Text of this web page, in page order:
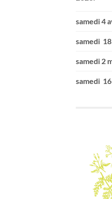
samedi 4
samedi
samedi 2
samedi